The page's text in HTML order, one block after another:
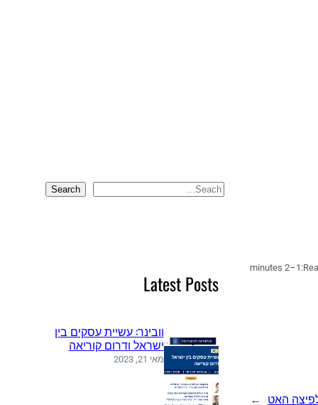
1–2 minutes
האט →
S
Search
Latest Posts
וובינר: עשיית עסקים בין
ישראל ודרום קוריאה
מאי 21, 2023